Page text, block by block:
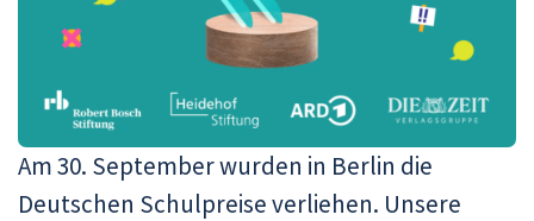
Am 30. September wurden in Berlin die
Deutschen Schulpreise verliehen. Unsere